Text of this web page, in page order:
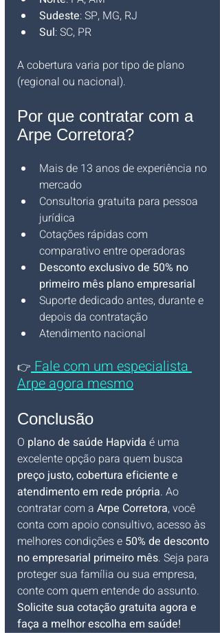
Sudeste: SP, MG, RJ
Sul: SC, PR
A cobertura varia por tipo de plano
(regional ou nacional).
Por que contratar com a
Arpe Corretora?
Mais de 13 anos de experiência no
mercado
Consultoria gratuita para pessoa
jurídica
Cotações rápidas com
comparativo entre operadoras
Desconto exclusivo de 50% no
primeiro mês plano empresarial
Suporte dedicado antes, durante e
depois da contratação
Atendimento nacional
👉 Fale com um especialista
Arpe agora mesmo
Conclusão
O plano de saúde Hapvida é uma
excelente opção para quem busca
preço justo, cobertura eficiente e
atendimento em rede própria. Ao
contratar com a Arpe Corretora, você
conta com apoio consultivo, acesso às
melhores condições e 50% de desconto
no empresarial primeiro mês. Seja para
proteger sua família ou sua empresa,
conte com quem entende do assunto.
Solicite sua cotação gratuita agora e
faça a melhor escolha em saúde!